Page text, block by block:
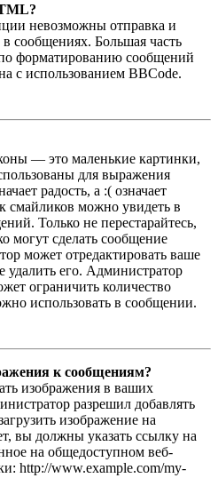
невозможны отправка и
сообщениях. Большая часть
форматированию сообщений
с использованием BBCode.
— это маленькие картинки,
для выражения
радость, а :( означает
смайликов можно увидеть в
Только не перестарайтесь,
могут сделать сообщение
может отредактировать ваше
его. Администратор
ограничить количество
использовать в сообщении.
к сообщениям?
изображения в ваших
разрешил добавлять
изображение на
вы должны указать ссылку на
на общедоступном веб-
http://www.example.com/my-